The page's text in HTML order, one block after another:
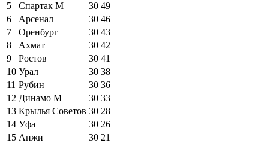
5
Спартак М 30 49
6
Арсенал 30 46
7
Оренбург 30 43
8
Ахмат 30 42
9
Ростов 30 41
10 Урал 30 38
11 Рубин 30 36
12 Динамо М 30 33
13 Крылья Советов 30 28
14 Уфа 30 26
15 Анжи 30 21